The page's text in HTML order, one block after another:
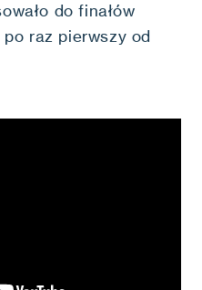
do finałów
raz pierwszy od